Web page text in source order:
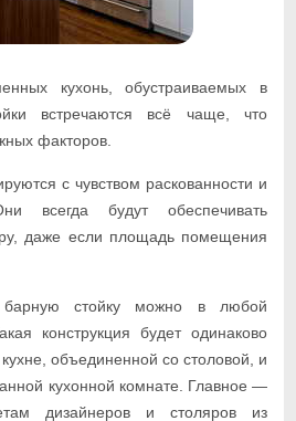
кухонь, обустраиваемых в
встречаются всё чаще, что
факторов.
с чувством раскованности и
всегда будут обеспечивать
даже если площадь помещения
барную стойку можно в любой
конструкция будет одинаково
объединенной со столовой, и
кухонной комнате. Главное —
дизайнеров и столяров из